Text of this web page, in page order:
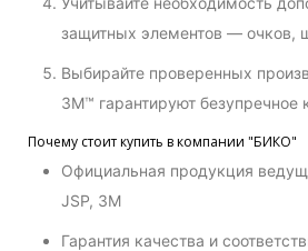
защитных элементов — очков,
Выбирайте проверенных
3M™ гарантируют безупречное
Почему стоит купить в компании "БИКО"
Официальная продукция
JSP, 3M
Гарантия качества и